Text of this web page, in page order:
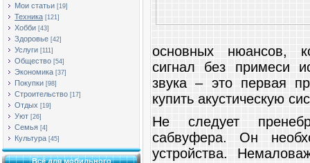
Мои статьи [19]
Техника [121]
Хобби [43]
Здоровье [42]
Услуги [111]
Общество [54]
Экономика [37]
Покупки [98]
Строительство [17]
Отдых [19]
Уют [26]
Семья [4]
Культура [45]
Всё для мобильного
основных нюансов,
сигнал без примеси
звука – это первая
купить акустическую
Не следует
сабвуфера. Он
устройства.